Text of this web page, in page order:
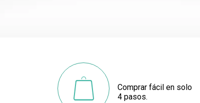
Comprar fácil en solo
4 pasos.